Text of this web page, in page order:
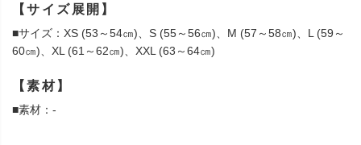
【サイズ展開】
■サイズ：XS (53～54㎝)、S (55～56㎝)、M (57～58㎝)、L (59～
60㎝)、XL (61～62㎝)、XXL (63～64㎝)
【素材】
■素材：-